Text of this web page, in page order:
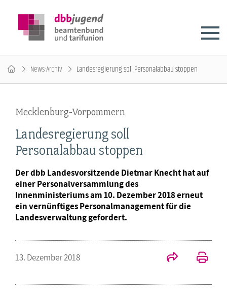
News-Archiv Landesregierung soll Personalabbau stoppen
Mecklenburg-Vorpommern
Landesregierung soll
Personalabbau stoppen
Der dbb Landesvorsitzende Dietmar Knecht hat auf
einer Personalversammlung des
Innenministeriums am 10. Dezember 2018 erneut
ein vernünftiges Personalmanagement für die
Landesverwaltung gefordert.
13. Dezember 2018